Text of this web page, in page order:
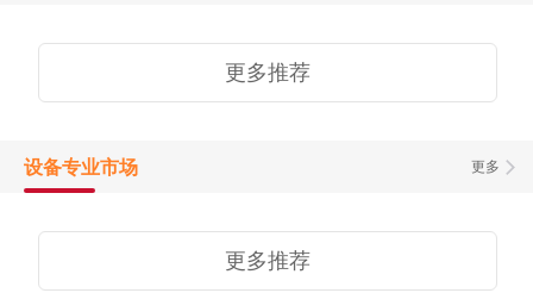
更多推荐
更多
设备专业市场
更多推荐